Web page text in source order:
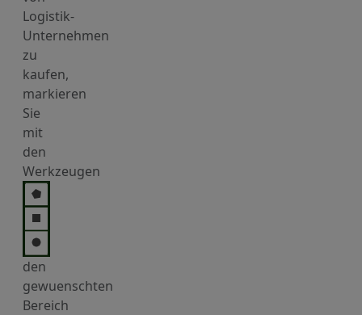
Logistik-
Unternehmen
zu
kaufen,
markieren
Sie
mit
den
Werkzeugen
den
gewuenschten
Bereich